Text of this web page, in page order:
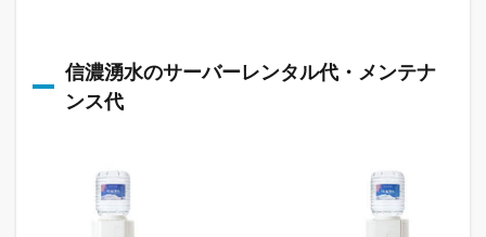
信濃湧水のサーバーレンタル代・メンテナ
ンス代